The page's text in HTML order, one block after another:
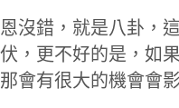
恩沒錯，就是八卦，
伏，更不好的是，如
那會有很大的機會會